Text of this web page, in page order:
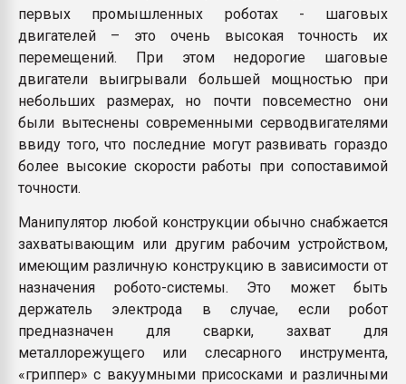
первых промышленных роботах - шаговых
двигателей – это очень высокая точность их
перемещений. При этом недорогие шаговые
двигатели выигрывали большей мощностью при
небольших размерах, но почти повсеместно они
были вытеснены современными серводвигателями
ввиду того, что последние могут развивать гораздо
более высокие скорости работы при сопоставимой
точности.
Манипулятор любой конструкции обычно снабжается
захватывающим или другим рабочим устройством,
имеющим различную конструкцию в зависимости от
назначения робото-системы. Это может быть
держатель электрода в случае, если робот
предназначен для сварки, захват для
металлорежущего или слесарного инструмента,
«гриппер» с вакуумными присосками и различными